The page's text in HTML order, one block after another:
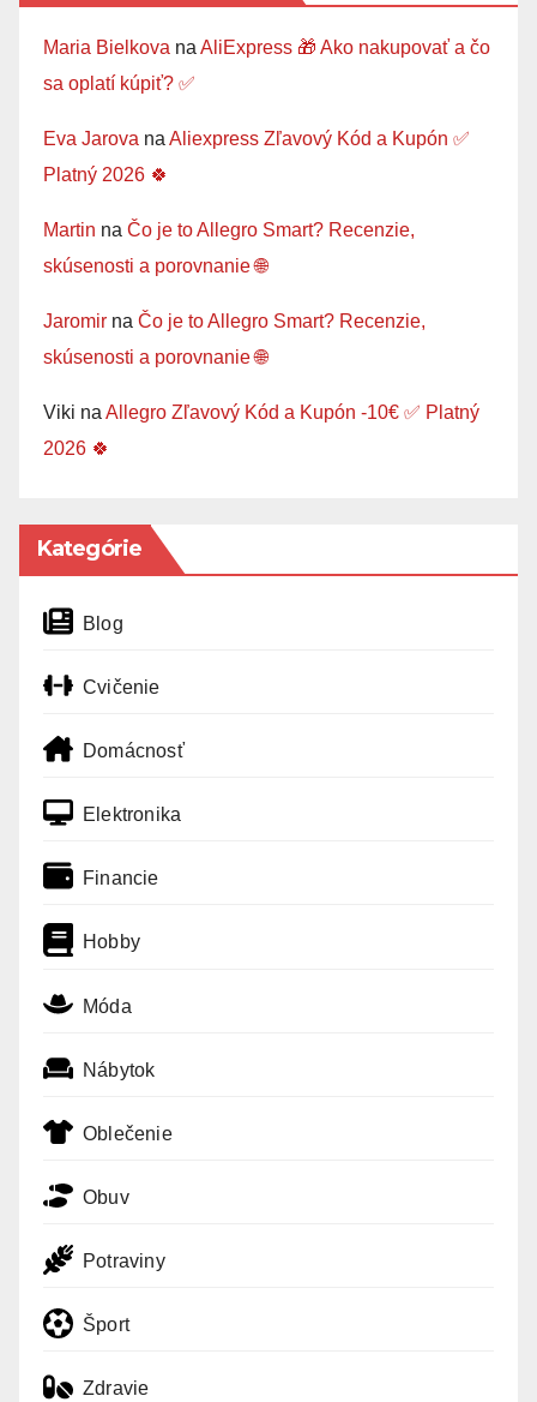
Maria Bielkova na AliExpress 🎁 Ako nakupovať a čo
sa oplatí kúpiť? ✅
Eva Jarova na Aliexpress Zľavový Kód a Kupón ✅
Platný 2026 🍀
Martin na Čo je to Allegro Smart? Recenzie,
skúsenosti a porovnanie 🌐
Jaromir na Čo je to Allegro Smart? Recenzie,
skúsenosti a porovnanie 🌐
Viki na Allegro Zľavový Kód a Kupón -10€ ✅ Platný
2026 🍀
Kategórie
Blog
Cvičenie
Domácnosť
Elektronika
Financie
Hobby
Móda
Nábytok
Oblečenie
Obuv
Potraviny
Šport
Zdravie